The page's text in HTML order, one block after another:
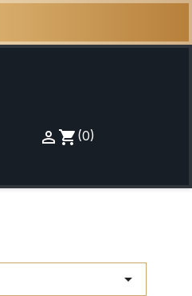
 Zaloguj
shopping_cart
Koszyk
(0)
